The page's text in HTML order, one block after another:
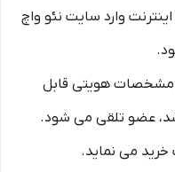
وارد سایت نئو واچ
مشخصات هویتی قابل
عضو تلقی می شود.